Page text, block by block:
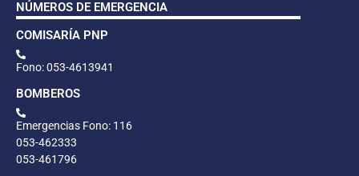
NÚMEROS DE EMERGENCIA
COMISARÍA PNP
Fono: 053-4613941
BOMBEROS
Emergencias Fono: 116
053-462333
053-461796